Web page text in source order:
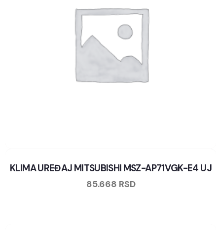
KLIMA UREĐAJ MITSUBISHI MSZ-AP71VGK-E4 UJ
85.668 RSD